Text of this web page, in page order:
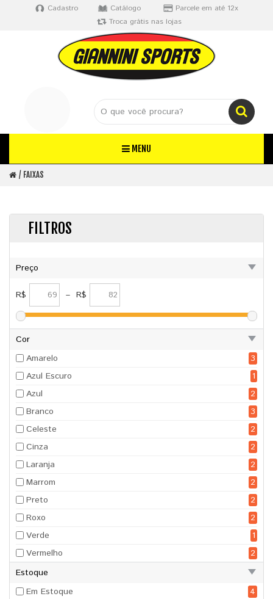
Cadastro Catálogo
Parcele em até 12x
Troca grátis nas lojas
MENU
FAIXAS
FILTROS
Preço
R$ – R$
Cor
Amarelo
3
Azul Escuro
1
Azul
2
Branco
3
Celeste
2
Cinza
2
Laranja
2
Marrom
2
Preto
2
Roxo
2
Verde
1
Vermelho
2
Estoque
Em Estoque
4